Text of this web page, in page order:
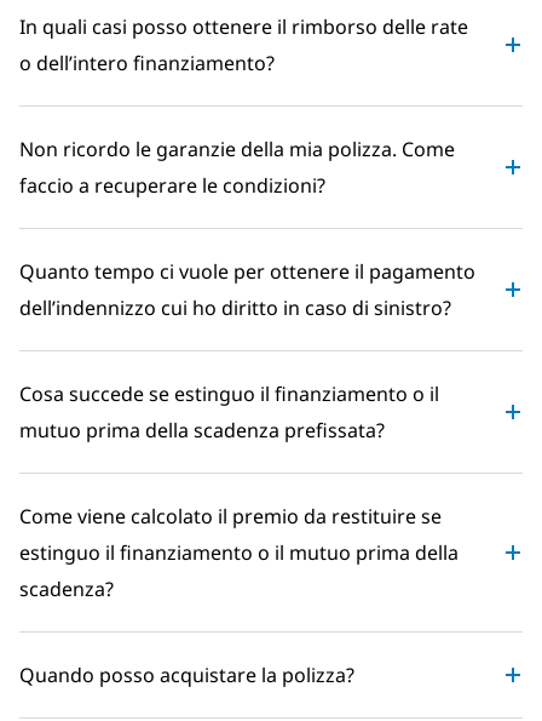
In quali casi posso ottenere il rimborso delle rate
o dell’intero finanziamento?
Non ricordo le garanzie della mia polizza. Come
faccio a recuperare le condizioni?
Quanto tempo ci vuole per ottenere il pagamento
dell’indennizzo cui ho diritto in caso di sinistro?
Cosa succede se estinguo il finanziamento o il
mutuo prima della scadenza prefissata?
Come viene calcolato il premio da restituire se
estinguo il finanziamento o il mutuo prima della
scadenza?
Quando posso acquistare la polizza?